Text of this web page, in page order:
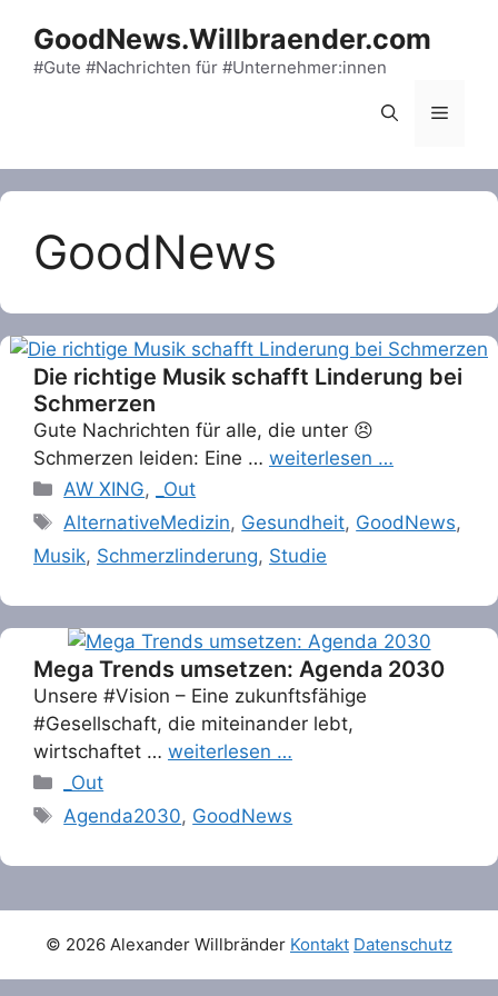
content
GoodNews.Willbraender.com
#Gute #Nachrichten für #Unternehmer:innen
Menu
GoodNews
Die richtige Musik schafft Linderung bei
Schmerzen
Gute Nachrichten für alle, die unter 😣
Schmerzen leiden: Eine … weiterlesen …
Categories
AW XING,
_Out
Tags
AlternativeMedizin, Gesundheit, GoodNews,
Musik, Schmerzlinderung, Studie
Mega Trends umsetzen: Agenda 2030
Unsere #Vision – Eine zukunftsfähige
#Gesellschaft, die miteinander lebt,
wirtschaftet … weiterlesen …
Categories
_Out
Tags
Agenda2030, GoodNews
© 2026 Alexander Willbränder Kontakt Datenschutz